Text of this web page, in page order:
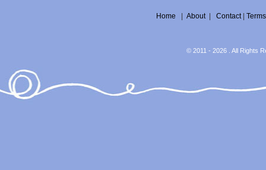
Home About| Contact| Terms
© 2011 - 2026 . All Rights